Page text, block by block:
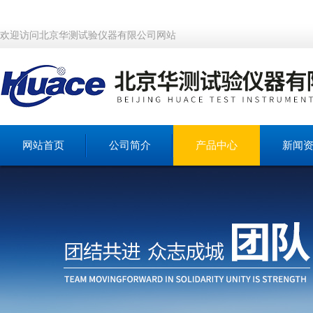
欢迎访问北京华测试验仪器有限公司网站
网站首页 公司简介 产品中心 新闻